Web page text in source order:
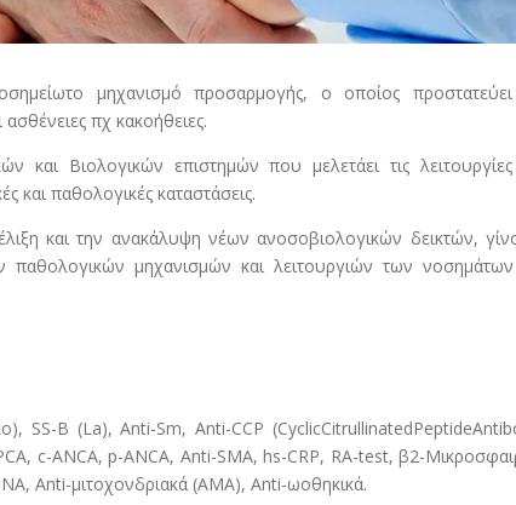
μηχανισμό προσαρμογής, ο οποίος
πχ κακοήθειες.
και Βιολογικών επιστημών που μελετάει τις
και παθολογικές καταστάσεις.
και την ανακάλυψη νέων ανοσοβιολογικών δεικτών,
μηχανισμών και λειτουργιών των
SS-B (La), Anti-Sm, Anti-CCP
c-ANCA, p-ANCA, Anti-SMA, hs-CRP, RA-test, β2-
Anti-μιτοχονδριακά (ΑΜΑ), Anti-ωοθηκικά.